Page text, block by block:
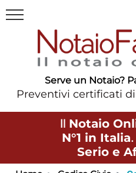
Serve un Notaio?
Preventivi certificati
Il Notaio
N°1 in Italia
Serio e